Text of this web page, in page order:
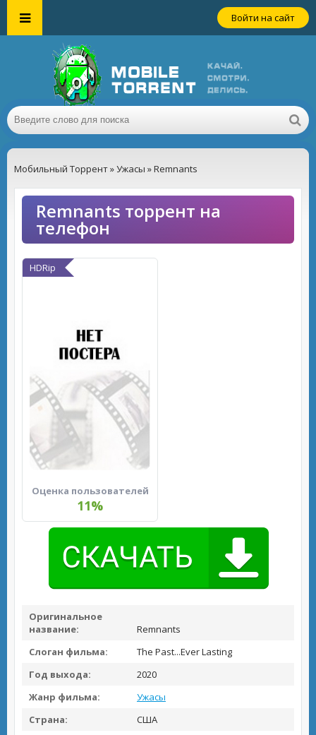
Войти на сайт
Мобильный Торрент»Ужасы » Remnants
Remnants торрент на
телефон
HDRip
Оценка пользователей
11%
Оригинальное
название:
Remnants
Слоган фильма:
The Past...Ever Lasting
Год выхода:
2020
Жанр фильма:
Ужасы
Страна:
США